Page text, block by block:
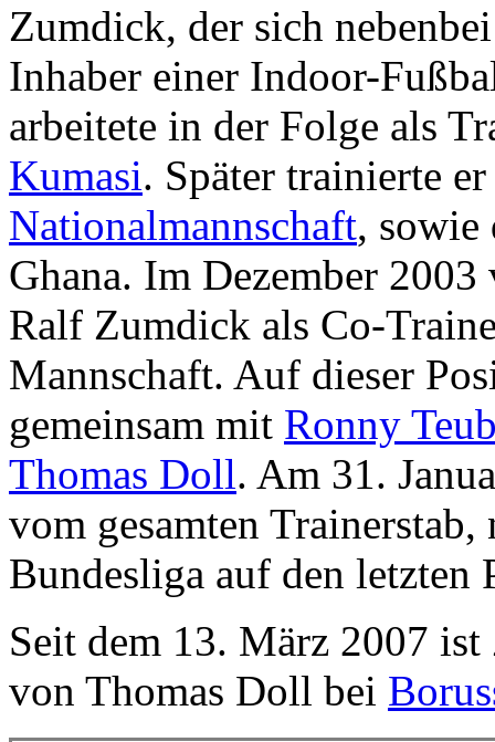
Zumdick, der sich
Inhaber einer Indoor-
arbeitete in der Folge als
Kumasi. Später trainierte
Nationalmannschaft, sowie
Ghana. Im Dezember
Ralf Zumdick als Co-
Mannschaft. Auf dieser
gemeinsam mit Ronny
Thomas Doll. Am 31.
vom gesamten
Bundesliga auf den letzten
Seit dem 13. März 2007
von Thomas Doll bei